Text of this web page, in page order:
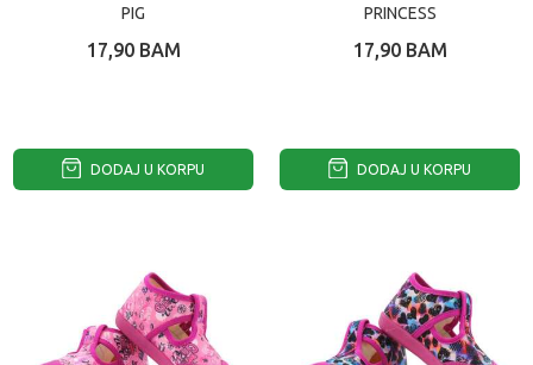
PIG
17,90 BAM
DODAJ U KORPU
PRINCESS
17,90 BAM
DODAJ U KORPU